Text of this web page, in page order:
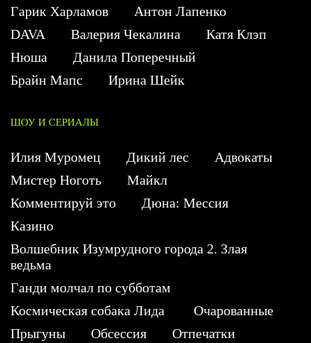
Гарик Харламов
Антон Лапенко
DAVA
Валерия Чекалина
Катя Клэп
Нюша
Данила Поперечный
Брайн Мапс
Ирина Шейк
ШОУ И СЕРИАЛЫ
Илия Муромец Дикий лес
Адвокаты
Мистер Ноготь
Майкл
Комментируй это
Дюна: Мессия
Казино
Волшебник Изумрудного города 2. Злая
ведьма
Ганди молчал по субботам
Космическая собака Лида
Очарованные
Прыгуны
Обсессия Отпечатки